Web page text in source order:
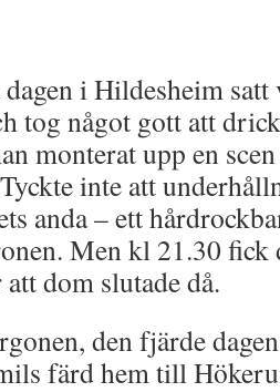
i Hildesheim
tog något gott att
monterat upp en
inte att
anda – ett
Men kl 21.30 fick
dom slutade då.
den fjärde
färd hem till